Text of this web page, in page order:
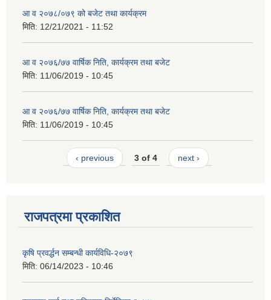
आ व २०७८/०७९ को बजेट तथा कार्यक्रम
मिति: 12/21/2021 - 11:52
आ व २०७६/७७ वार्षिक निति, कार्यक्रम तथा बजेट
मिति: 11/06/2019 - 10:45
आ व २०७६/७७ वार्षिक निति, कार्यक्रम तथा बजेट
मिति: 11/06/2019 - 10:45
‹ previous 3 of 4 next ›
राजपत्रमा प्रकाशित
कृषि प्रवर्द्धन सम्बन्धी कार्यविधि-२०७९
मिति: 06/14/2023 - 10:46